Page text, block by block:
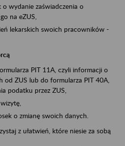
o wydanie zaświadczenia o
na eZUS,
lekarskich swoich pracowników -
PIT 11A, czyli informacji o
od ZUS lub do formularza PIT 40A,
podatku przez ZUS,
o zmianę swoich danych.
z ułatwień, które niesie za sobą